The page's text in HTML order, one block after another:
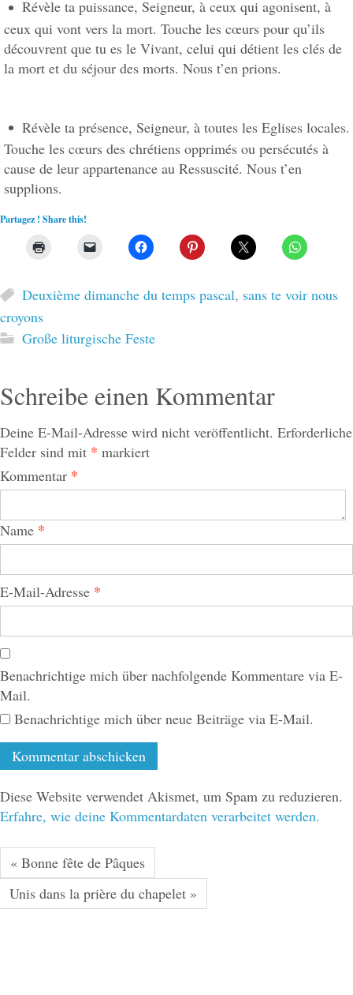
Révèle ta puissance, Seigneur, à ceux qui agonisent, à
ceux qui vont vers la mort. Touche les cœurs pour qu’ils
découvrent que tu es le Vivant, celui qui détient les clés de
la mort et du séjour des morts. Nous t’en prions.
Révèle ta présence, Seigneur, à toutes les Eglises locales.
Touche les cœurs des chrétiens opprimés ou persécutés à
cause de leur appartenance au Ressuscité. Nous t’en
supplions.
Partagez ! Share this!
Deuxième dimanche du temps pascal, sans te voir nous
croyons
Große liturgische Feste
Schreibe einen Kommentar
Deine E-Mail-Adresse wird nicht veröffentlicht. Erforderliche
Felder sind mit * markiert
Kommentar *
Name *
E-Mail-Adresse *
Benachrichtige mich über nachfolgende Kommentare via E-
Mail.
Benachrichtige mich über neue Beiträge via E-Mail.
Diese Website verwendet Akismet, um Spam zu reduzieren.
Erfahre, wie deine Kommentardaten verarbeitet werden.
« Bonne fête de Pâques
Unis dans la prière du chapelet »